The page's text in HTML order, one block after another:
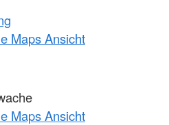
Maps Ansicht
Maps Ansicht